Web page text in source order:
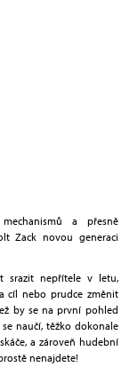
a přesně
Zack novou generaci
srazit nepřítele v letu,
cíl nebo prudce změnit
by se na první pohled
naučí, těžko dokonale
a zároveň hudební
nenajdete!